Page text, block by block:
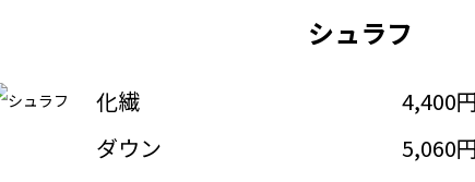
シュラフ
化繊
4,400円
ダウン
5,060円